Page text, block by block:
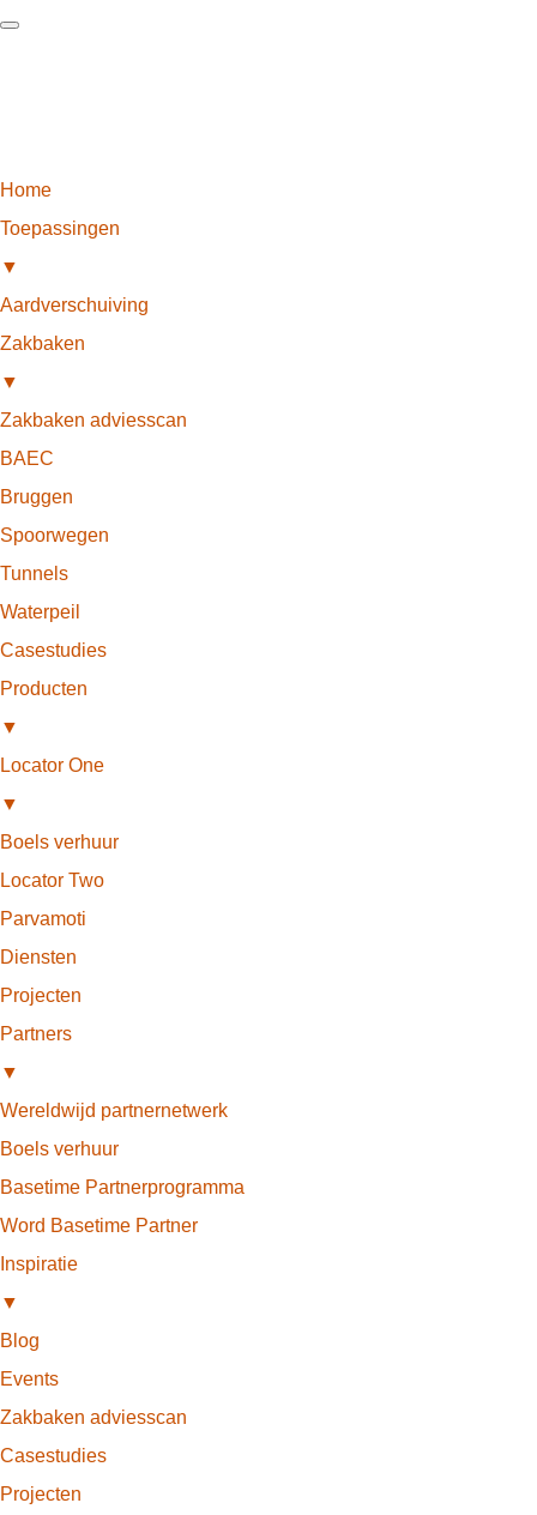
Home
Toepassingen
▼
Aardverschuiving
Zakbaken
▼
Zakbaken adviesscan
BAEC
Bruggen
Spoorwegen
Tunnels
Waterpeil
Casestudies
Producten
▼
Locator One
▼
Boels verhuur
Locator Two
Parvamoti
Diensten
Projecten
Partners
▼
Wereldwijd partnernetwerk
Boels verhuur
Basetime Partnerprogramma
Word Basetime Partner
Inspiratie
▼
Blog
Events
Zakbaken adviesscan
Casestudies
Projecten